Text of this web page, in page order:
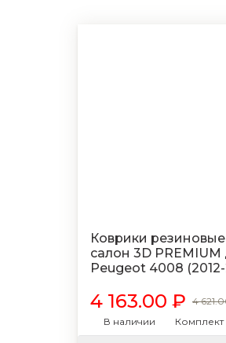
Коврики резиновые
салон 3D PREMIUM
Peugeot 4008 (2012-
4 163.00 ₽ 4
В наличии
Комплект